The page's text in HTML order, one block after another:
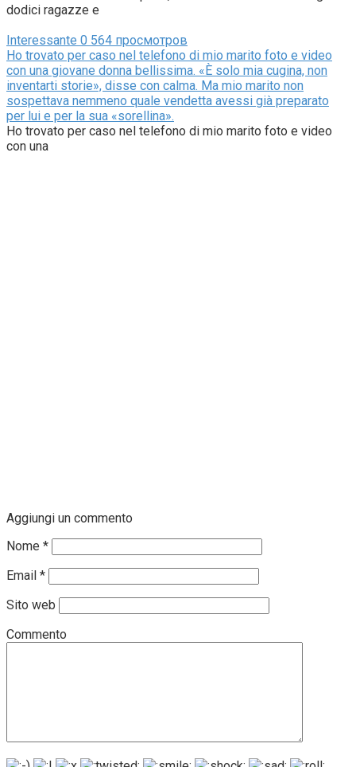
dodici ragazze e
Interessante 0 564 просмотров
Ho trovato per caso nel telefono di mio marito foto e video
con una giovane donna bellissima. «È solo mia cugina, non
inventarti storie», disse con calma. Ma mio marito non
sospettava nemmeno quale vendetta avessi già preparato
per lui e per la sua «sorellina».
Ho trovato per caso nel telefono di mio marito foto e video
con una
Aggiungi un commento
Nome *
Email *
Sito web
Commento